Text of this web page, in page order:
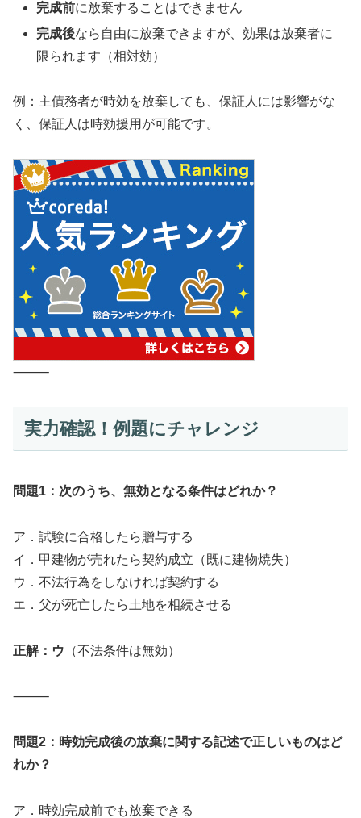
完成前に放棄することはできません
完成後なら自由に放棄できますが、効果は放棄者に
限られます（相対効）
例：主債務者が時効を放棄しても、保証人には影響がな
く、保証人は時効援用が可能です。
⸻
実力確認！例題にチャレンジ
問題1：次のうち、無効となる条件はどれか？
ア．試験に合格したら贈与する
イ．甲建物が売れたら契約成立（既に建物焼失）
ウ．不法行為をしなければ契約する
エ．父が死亡したら土地を相続させる
正解：ウ （不法条件は無効）
⸻
問題2：時効完成後の放棄に関する記述で正しいものはど
れか？
ア．時効完成前でも放棄できる